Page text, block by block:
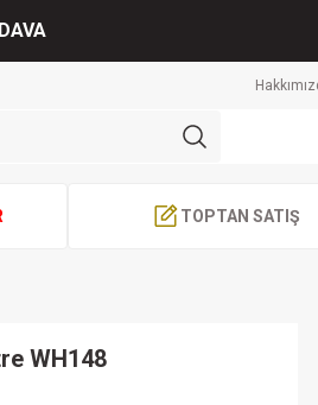
TOPTAN SATIŞ
WH148